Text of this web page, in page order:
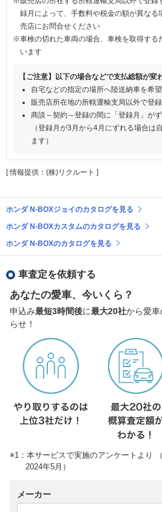
録月によって、手数料や税金の額が異なる
売店にお問合せください
※車検の切れた車両の場合、車検を取得する
います
【ご注意】以下の場合などで支払総額が変
自宅などの指定の場所へ陸送納車を希
販売店所在地の所轄運輸支局以外で登
商談～契約～登録の間に「登録月」が
（登録月が3月から4月にずれる場合は
ます）
[ 情報提供：(株)リクルート ]
ホンダ N-BOXジョイのカタログを見る
ホンダ N-BOXカスタムのカタログを見る
ホンダ N-BOXのカタログを見る
車査定を依頼する
あなたの愛車、今いくら？
申込み最短3時間後に最大20社から愛
らせ！
※1：本サービスで実施のアンケートより
2024年5月）
メーカー